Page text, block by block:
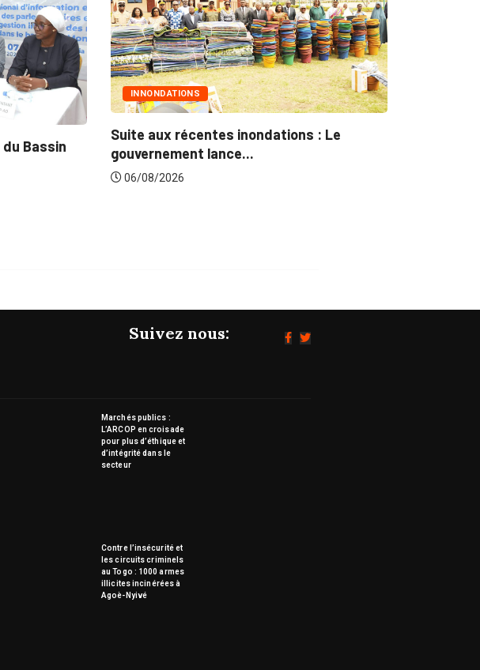
INNONDATIONS
Suite aux récentes inondations : Le
gouvernement lance...
06/08/2026
MARCHÉS PUBLICS
Suivez nous:
Marchés publics :
L’ARCOP en croisade
pour plus d’éthique et
d’intégrité dans le
secteur
Contre l’insécurité et
les circuits criminels
au Togo : 1000 armes
illicites incinérées à
Agoè-Nyivé